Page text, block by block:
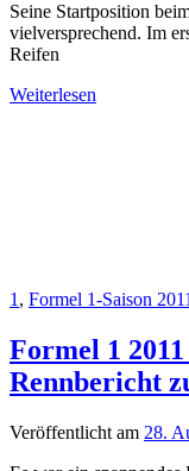
Seine Startposition
vielversprechend. Im
Reifen
Weiterlesen
1 , Formel 1-Saison 2011
Formel 1
Rennbericht
Veröffentlicht am 28.